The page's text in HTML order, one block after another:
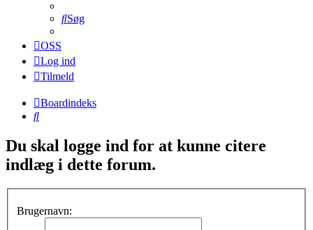
Søg
OSS
Log ind
Tilmeld
Boardindeks
Søg
Du skal logge ind for at kunne citere
indlæg i dette forum.
Brugernavn: